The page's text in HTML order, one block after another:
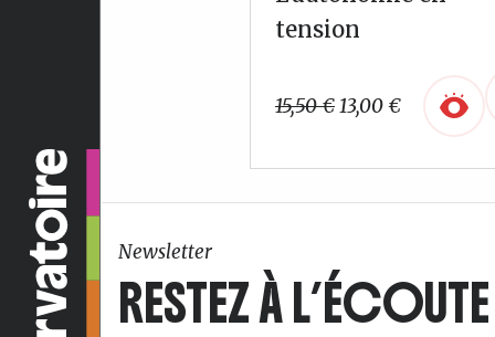
tension
15,50€ Le
initial
était :
13,00€Le
actuel
est :
Newsletter
RESTEZ À